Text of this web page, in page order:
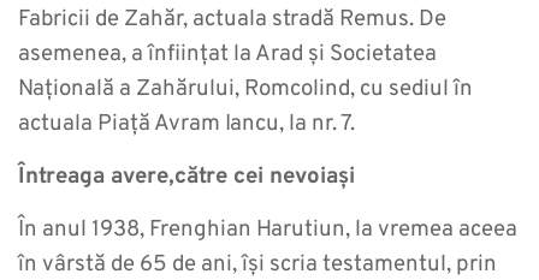
Fabricii de Zahăr, actuala stradă Remus. De
asemenea, a înființat la Arad și Societatea
Națională a Zahărului, Romcolind, cu sediul în
actuala Piață Avram Iancu, la nr. 7.
Întreaga avere,către cei nevoiași
În anul 1938, Frenghian Harutiun, la vremea aceea
în vârstă de 65 de ani, își scria testamentul, prin